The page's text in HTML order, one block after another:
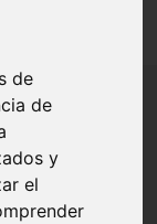
de
de
y
el
Garcia